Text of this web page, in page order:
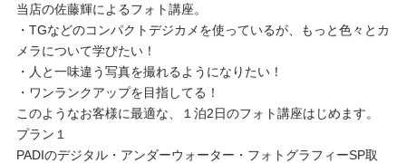
当店の佐藤輝によるフォト講座。
・TGなどのコンパクトデジカメを使っているが、もっと色々とカ
メラについて学びたい！
・人と一味違う写真を撮れるようになりたい！
・ワンランクアップを目指してる！
このようなお客様に最適な、１泊2日のフォト講座はじめます。
プラン１
PADIのデジタル・アンダーウォーター・フォトグラフィーSP取